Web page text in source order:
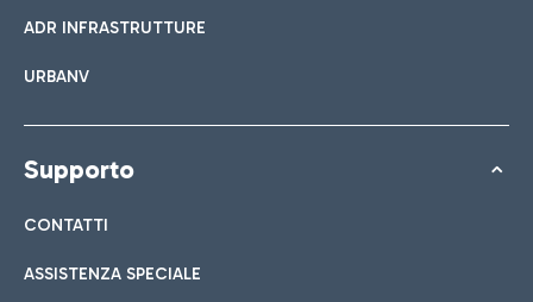
ADR INFRASTRUTTURE
URBANV
Supporto
CONTATTI
ASSISTENZA SPECIALE